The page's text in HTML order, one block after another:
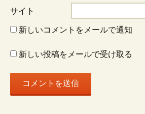
サイト
新しいコメントをメールで通知
新しい投稿をメールで受け取る